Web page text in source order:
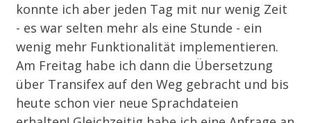
konnte ich aber jeden Tag mit nur wenig Zeit
- es war selten mehr als eine Stunde - ein
wenig mehr Funktionalität implementieren.
Am Freitag habe ich dann die Übersetzung
über Transifex auf den Weg gebracht und bis
heute schon vier neue Sprachdateien